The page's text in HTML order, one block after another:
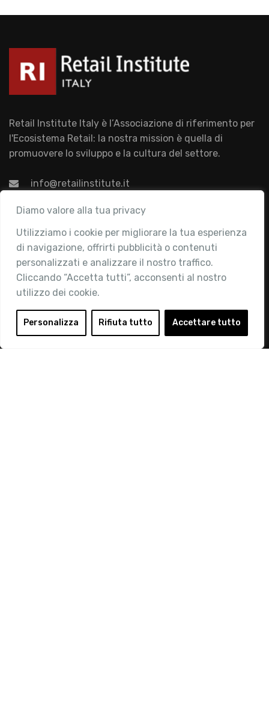
Diamo valore alla tua privacy
Utilizziamo i cookie per migliorare la tua esperienza
di navigazione, offrirti pubblicità o contenuti
personalizzati e analizzare il nostro traffico.
Cliccando “Accetta tutti”, acconsenti al nostro
utilizzo dei cookie.
Personalizza Rifiuta tutto Accettare tutto
Retail Institute Italy è l’Associazione di riferimento per
l'Ecosistema Retail: la nostra mission è quella di
promuovere lo sviluppo e la cultura del settore.
info@retailinstitute.it
Associazione
Chi siamo
Attività
Contatti
Area Riservata
Login
Diventa Socio